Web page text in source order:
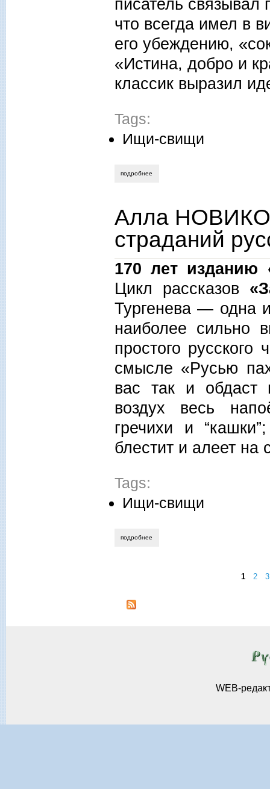
что всегда имел в
его убеждению,
«Истина, добро и
классик выразил
Tags:
Ищи-свищи
подробнее
Алла
страданий
170 лет изданию
Цикл рассказов
Тургенева— одна
наиболее сильно
простого
смысле «Русью
вас так и обдаст
воздух весь
гречихи и
блестит и алеет на
Tags:
Ищи-свищи
подробнее
1 2 3
WEB-